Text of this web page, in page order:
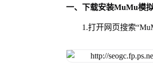
一、下载安装MuMu模
1.打开网页搜索